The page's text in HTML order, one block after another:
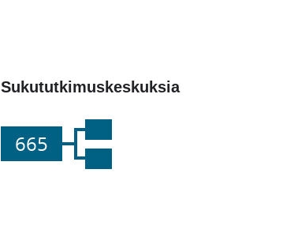
Sukututkimuskeskuksia
665